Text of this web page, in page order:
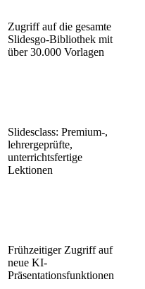
Zugriff auf die gesamte
Slidesgo-Bibliothek mit
über 30.000 Vorlagen
Slidesclass: Premium-,
lehrergeprüfte,
unterrichtsfertige
Lektionen
Frühzeitiger Zugriff auf
neue KI-
Präsentationsfunktionen